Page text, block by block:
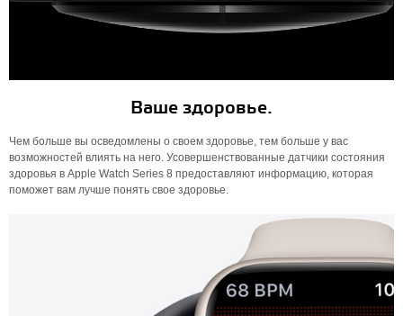
Ваше здоровье.
Чем больше вы осведомлены о своем здоровье, тем больше у вас
возможностей влиять на него. Усовершенствованные датчики состояния
здоровья в Apple Watch Series 8 предоставляют информацию, которая
поможет вам лучше понять свое здоровье.